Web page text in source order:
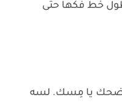
خط فكها حتى
يا مِسك. لسه